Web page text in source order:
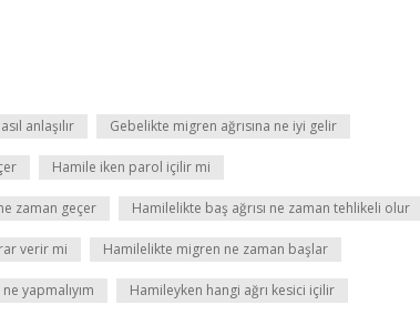
anlaşılır Gebelikte migren ağrısına ne iyi gelir
Hamile iken parol içilir mi
zaman geçer Hamilelikte baş ağrısı ne zaman tehlikeli olur
verir mi Hamilelikte migren ne zaman başlar
yapmalıyım Hamileyken hangi ağrı kesici içilir